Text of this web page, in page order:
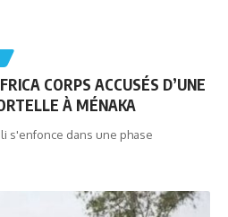
CORPS ACCUSÉS D’UNE
À MÉNAKA
s'enfonce dans une phase